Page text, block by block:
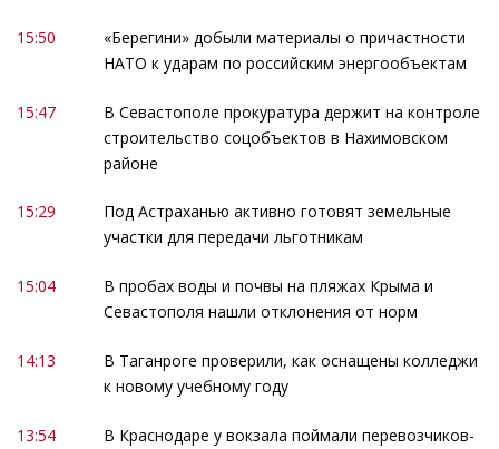
15:50
«Берегини» добыли материалы о причастности
НАТО к ударам по российским энергообъектам
15:47
В Севастополе прокуратура держит на контроле
строительство соцобъектов в Нахимовском
районе
15:29
Под Астраханью активно готовят земельные
участки для передачи льготникам
15:04
В пробах воды и почвы на пляжах Крыма и
Севастополя нашли отклонения от норм
14:13
В Таганроге проверили, как оснащены колледжи
к новому учебному году
13:54
В Краснодаре у вокзала поймали перевозчиков-